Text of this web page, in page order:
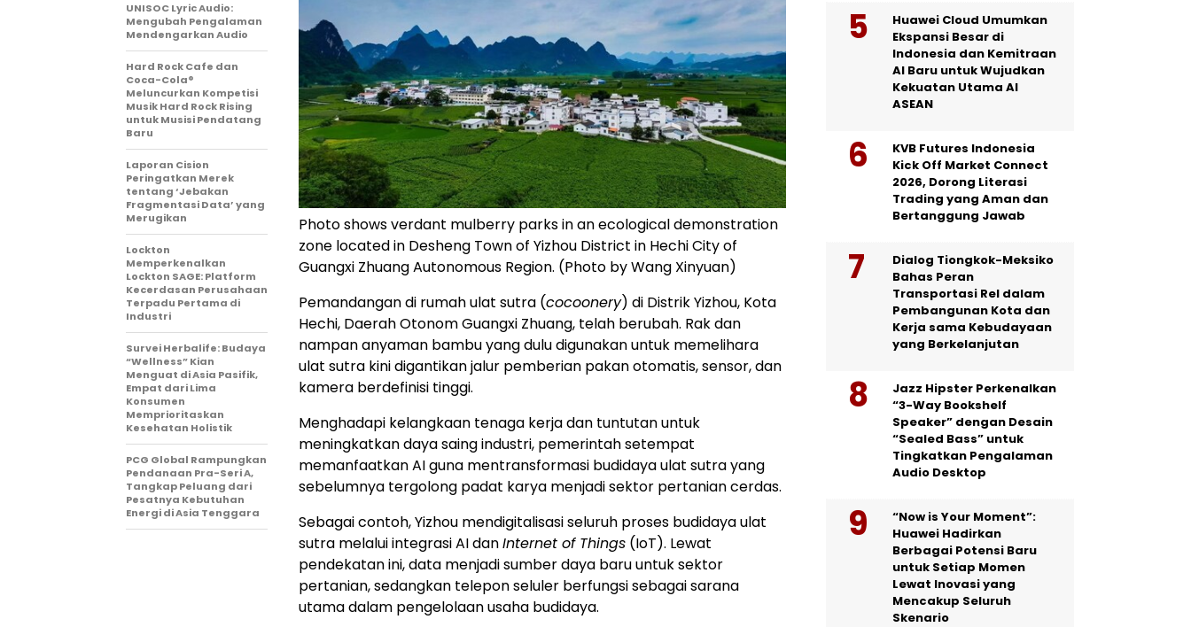
Photo shows verdant mulberry parks in an ecological demonstration
zone located in Desheng Town of Yizhou District in Hechi City of
Guangxi Zhuang Autonomous Region. (Photo by Wang Xinyuan)
Pemandangan di rumah ulat sutra (cocoonery) di Distrik Yizhou, Kota
Hechi, Daerah Otonom Guangxi Zhuang, telah berubah. Rak dan
nampan anyaman bambu yang dulu digunakan untuk memelihara
ulat sutra kini digantikan jalur pemberian pakan otomatis, sensor, dan
kamera berdefinisi tinggi.
Menghadapi kelangkaan tenaga kerja dan tuntutan untuk
meningkatkan daya saing industri, pemerintah setempat
memanfaatkan AI guna mentransformasi budidaya ulat sutra yang
sebelumnya tergolong padat karya menjadi sektor pertanian cerdas.
Sebagai contoh, Yizhou mendigitalisasi seluruh proses budidaya ulat
sutra melalui integrasi AI danInternet of Things (IoT). Lewat
pendekatan ini, data menjadi sumber daya baru untuk sektor
pertanian, sedangkan telepon seluler berfungsi sebagai sarana
utama dalam pengelolaan usaha budidaya.
UNISOC Lyric Audio:
Mengubah Pengalaman
Mendengarkan Audio
Hard Rock Cafe dan
Coca-Cola®
Meluncurkan Kompetisi
Musik Hard Rock Rising
untuk Musisi Pendatang
Baru
Laporan Cision
Peringatkan Merek
tentang ‘Jebakan
Fragmentasi Data’ yang
Merugikan
Lockton
Memperkenalkan
Lockton SAGE: Platform
Kecerdasan Perusahaan
Terpadu Pertama di
Industri
Survei Herbalife: Budaya
“Wellness” Kian
Menguat di Asia Pasifik,
Empat dari Lima
Konsumen
Memprioritaskan
Kesehatan Holistik
PCG Global Rampungkan
Pendanaan Pra-Seri A,
Tangkap Peluang dari
Pesatnya Kebutuhan
Energi di Asia Tenggara
Huawei Cloud Umumkan
Ekspansi Besar di
Indonesia dan Kemitraan
AI Baru untuk Wujudkan
Kekuatan Utama AI
ASEAN
KVB Futures Indonesia
Kick Off Market Connect
2026, Dorong Literasi
Trading yang Aman dan
Bertanggung Jawab
Dialog Tiongkok-Meksiko
Bahas Peran
Transportasi Rel dalam
Pembangunan Kota dan
Kerja sama Kebudayaan
yang Berkelanjutan
Jazz Hipster Perkenalkan
“3-Way Bookshelf
Speaker” dengan Desain
“Sealed Bass” untuk
Tingkatkan Pengalaman
Audio Desktop
“Now is Your Moment”:
Huawei Hadirkan
Berbagai Potensi Baru
untuk Setiap Momen
Lewat Inovasi yang
Mencakup Seluruh
Skenario